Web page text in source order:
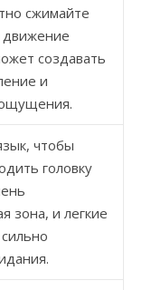
сжимайте
движение
создавать
и
чтобы
головку
зона, и легкие